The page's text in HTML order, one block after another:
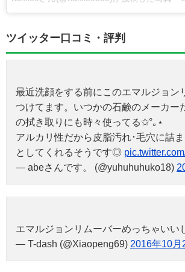
ツイッター口コミ・評判
最近洗顔をする前にこのエマルジョン
つけてます。いつかの石鹸のメーカー
の拭き取りにも時々使ってる✩°｡⋆
アルカリ性だから皮脂汚れ･毛穴に詰
としてくれるそうです◎
— abeさんです。 (@yuhuhuhuko18)
エマルジョンリムーバーめっちゃいい
— T-dash (@Xiaopeng69) 2016年10月